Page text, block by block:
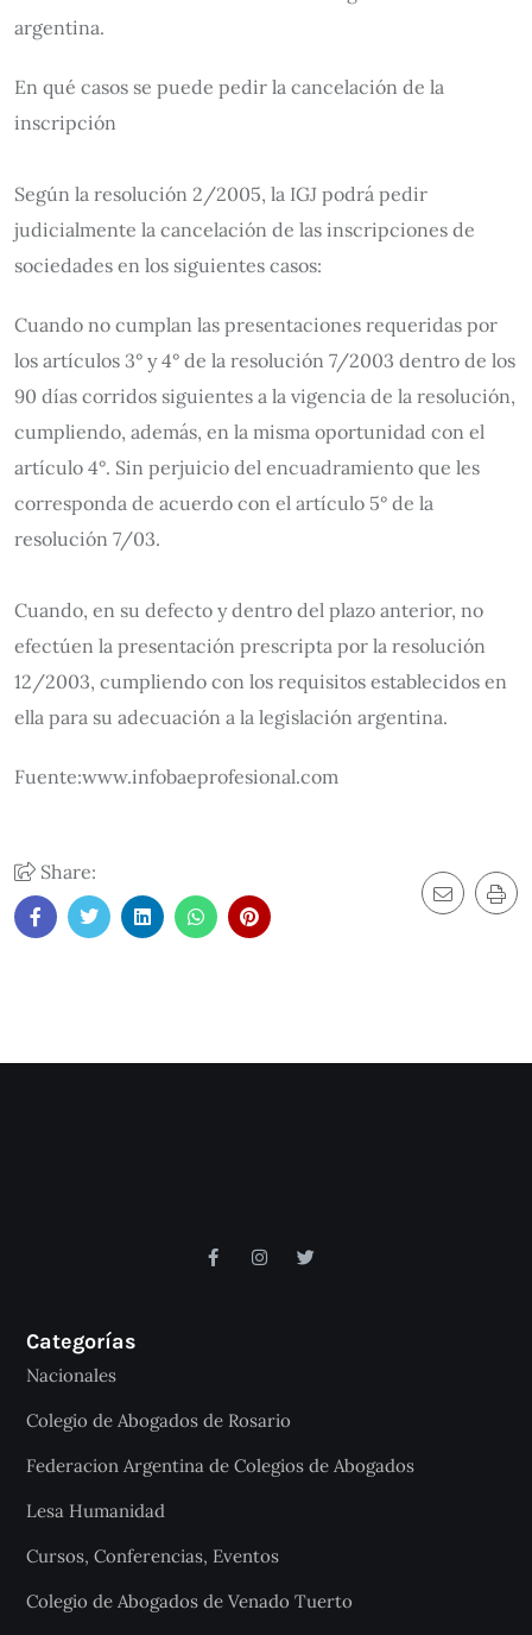
argentina.
En qué casos se puede pedir la cancelación de la
inscripción
Según la resolución 2/2005, la IGJ podrá pedir
judicialmente la cancelación de las inscripciones de
sociedades en los siguientes casos:
Cuando no cumplan las presentaciones requeridas por
los artículos 3° y 4° de la resolución 7/2003 dentro de los
90 días corridos siguientes a la vigencia de la resolución,
cumpliendo, además, en la misma oportunidad con el
artículo 4°. Sin perjuicio del encuadramiento que les
corresponda de acuerdo con el artículo 5° de la
resolución 7/03.
Cuando, en su defecto y dentro del plazo anterior, no
efectúen la presentación prescripta por la resolución
12/2003, cumpliendo con los requisitos establecidos en
ella para su adecuación a la legislación argentina.
Fuente:www.infobaeprofesional.com
Share:
Categorías
Nacionales
Colegio de Abogados de Rosario
Federacion Argentina de Colegios de Abogados
Lesa Humanidad
Cursos, Conferencias, Eventos
Colegio de Abogados de Venado Tuerto